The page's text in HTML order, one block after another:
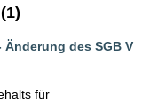
des SGB V
für